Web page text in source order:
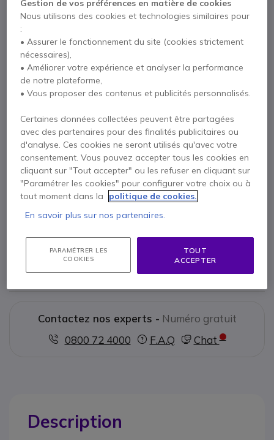
Écran 37” 4K UHD : espace de travail étendu et précis
USB-C avec alimentation 90 W : connectez et chargez un PC
portable
Dalle VA haute précision : contraste 3000:1 et 1,07 milliard de
couleurs
Hub USB et Ethernet intégré pour une connectivité complète
Ergonomie avancée : réglage hauteur, inclinaison et rotation
Fonctions multitâches Picture-in-Picture et Picture-by-Picture
Afficher plus
Livré avec
1 X Câble USB-C
1 X Câble d’alimentation
Documentation utilisateur
Contactez nos experts - Numéro gratuit
0800 72 4000
F.A.Q Chat
Description
Gestion de vos préférences en matière de cookies
Nous utilisons des cookies et technologies similaires pour
:
• Assurer le fonctionnement du site (cookies strictement
nécessaires),
• Améliorer votre expérience et analyser la performance
de notre plateforme,
• Vous proposer des contenus et publicités personnalisés.
Certaines données collectées peuvent être partagées
avec des partenaires pour des finalités publicitaires ou
d'analyse. Ces cookies ne seront utilisés qu'avec votre
consentement. Vous pouvez accepter tous les cookies en
cliquant sur "Tout accepter" ou les refuser en cliquant sur
"Paramétrer les cookies" pour configurer votre choix ou à
tout moment dans la
politique de cookies.
En savoir plus sur nos partenaires.
PARAMÉTRER LES
COOKIES
TOUT
ACCEPTER